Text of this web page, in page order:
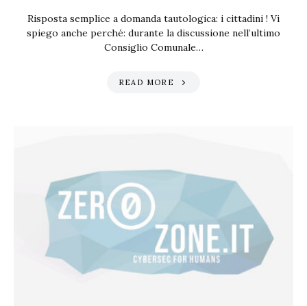
Risposta semplice a domanda tautologica: i cittadini ! Vi
spiego anche perché: durante la discussione nell’ultimo
Consiglio Comunale…
READ MORE